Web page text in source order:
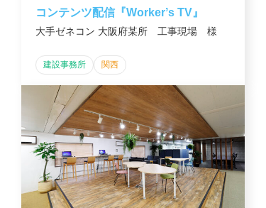
コンテンツ配信『Workerʼs TV』
大手ゼネコン 大阪府某所 工事現場 様
建設事務所 関西